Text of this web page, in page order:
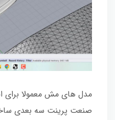
مدل های مش معمولا برای
صنعت پرینت سه بعدی